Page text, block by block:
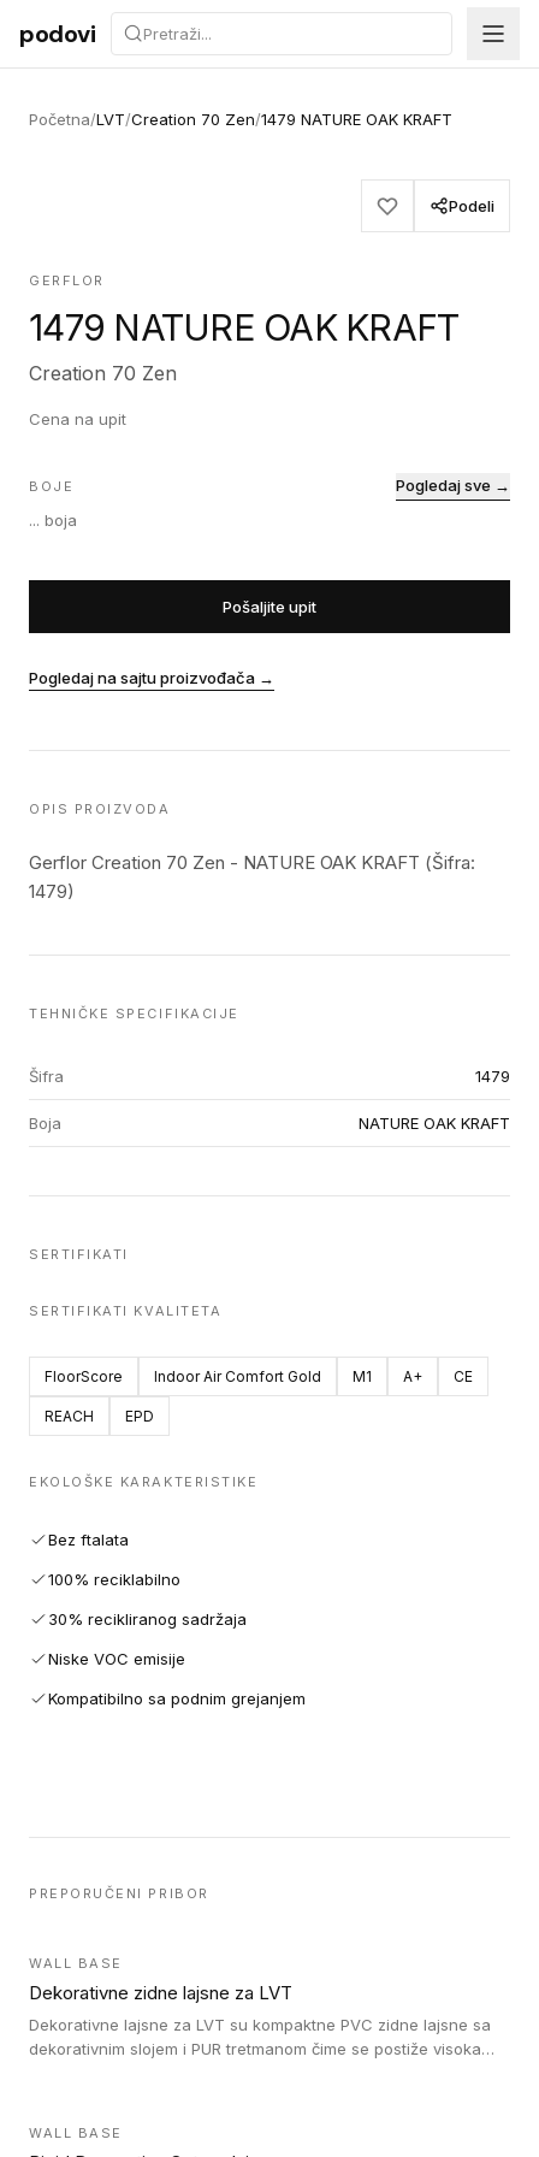
Preskoči na sadržaj
podovi
Početna/LVT/Creation 70 Zen/1479 NATURE OAK KRAFT
Podeli
GERFLOR
1479 NATURE OAK KRAFT
Creation 70 Zen
Cena na upit
BOJE
... boja
Pogledaj sve →
Pošaljite upit
Pogledaj na sajtu proizvođača →
OPIS PROIZVODA
Gerflor Creation 70 Zen - NATURE OAK KRAFT (Šifra:
1479)
TEHNIČKE SPECIFIKACIJE
Šifra 1479
Boja NATURE OAK KRAFT
SERTIFIKATI
SERTIFIKATI KVALITETA
FloorScore Indoor Air Comfort Gold M1 A+ CE
REACH EPD
EKOLOŠKE KARAKTERISTIKE
Bez ftalata
100% reciklabilno
30% recikliranog sadržaja
Niske VOC emisije
Kompatibilno sa podnim grejanjem
PREPORUČENI PRIBOR
WALL BASE
Dekorativne zidne lajsne za LVT
Dekorativne lajsne za LVT su kompaktne PVC zidne lajsne sa
dekorativnim slojem i PUR tretmanom čime se postiže visoka
WALL BASE